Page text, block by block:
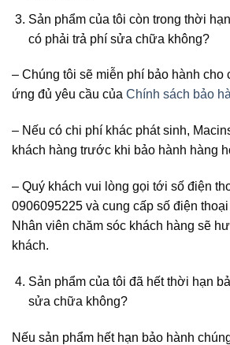
Sản phẩm của tôi còn trong thời
có phải trả phí sửa chữa không?
– Chúng tôi sẽ miễn phí bảo hành cho
ứng đủ yêu cầu của Chính sách bảo
– Nếu có chi phí khác phát sinh,
khách hàng trước khi bảo hành hàng
– Quý khách vui lòng gọi tới số điện
0906095225 và cung cấp số điện
Nhân viên chăm sóc khách hàng sẽ
khách.
Sản phẩm của tôi đã hết thời hạn
sửa chữa không?
Nếu sản phẩm hết hạn bảo hành